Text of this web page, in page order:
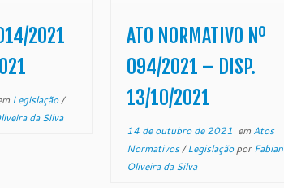
O
SOUSA,
de Justiça
Santo, […]
2021
Legislação/
da Silva
NORMATIVO Nº 094/
Excelentíssimo
Desembargador Ronaldo
de Sousa, Presidente do
Tribunal de Justiça do Estado
ATO NORMATIVO Nº
094/2021 – DISP.
13/10/2021
14 de outubro de 2021 em Atos
Normativos/Legislaçãopor
Oliveira da Silva